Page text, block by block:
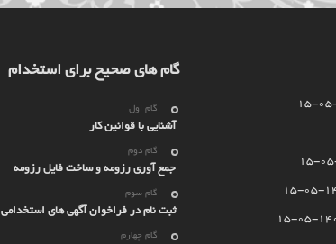
گام های صحیح برای استخدام
گام اول
آشنایی با قوانین کار
گام دوم
جمع آوری رزومه و ساخت فایل رزومه
گام سوم
ثبت نام در فراخوان آگهی های استخدامی
گام چهارم